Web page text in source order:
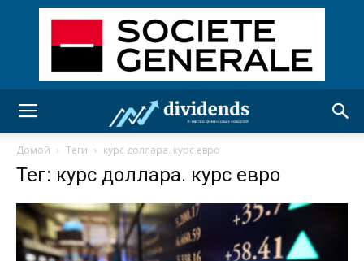
Домой Теги курс доллара. курс евро
Тег: курс доллара. курс евро